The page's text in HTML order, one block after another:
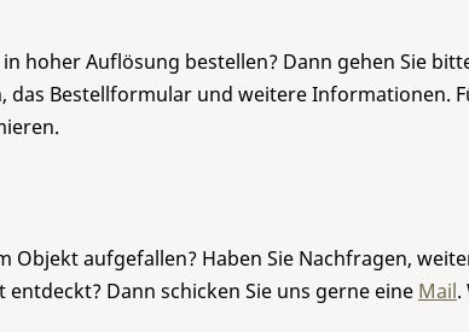
hoher Auflösung bestellen? Dann gehen Sie
das Bestellformular und weitere Informationen.
Objekt aufgefallen? Haben Sie Nachfragen,
entdeckt? Dann schicken Sie uns gerne eine Mail.